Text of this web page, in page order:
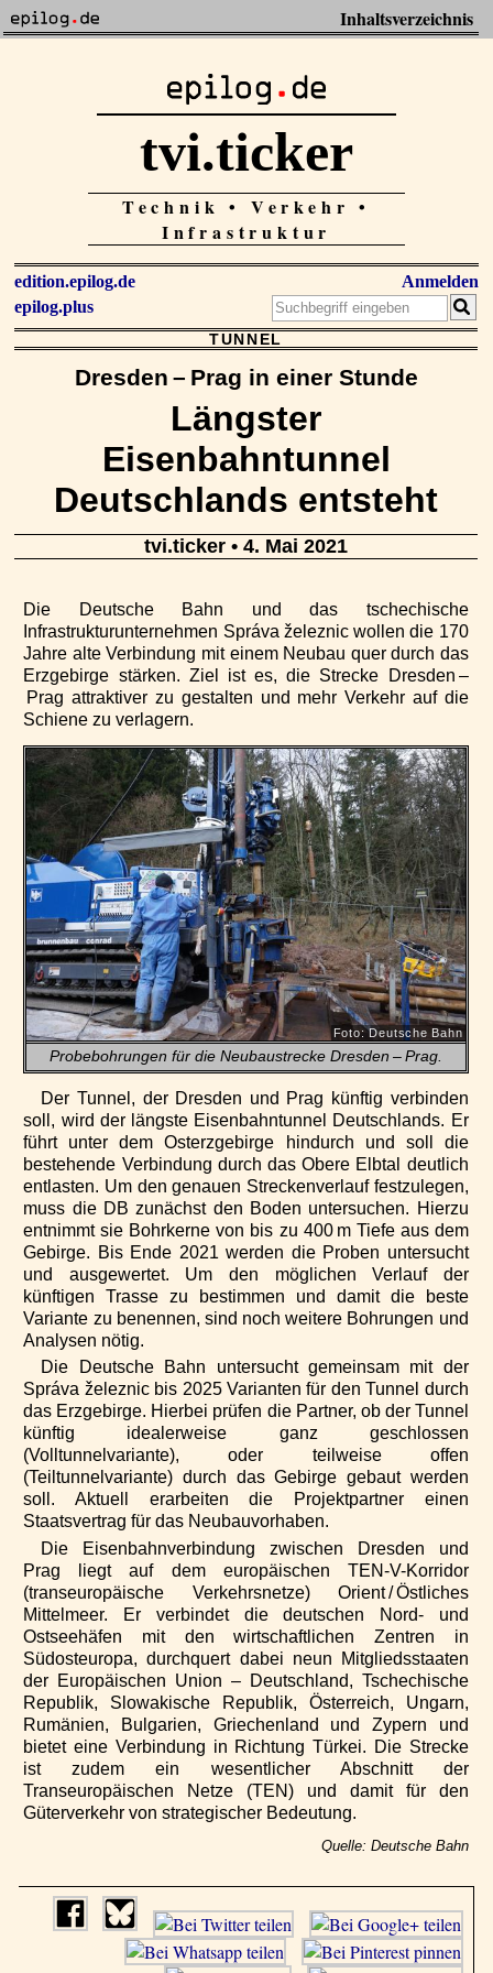
Inhaltsverzeichnis
tvi.ticker
Technik • Verkehr •
Infrastruktur
edition.epilog.de
epilog.plus
Anmelden
TUNNEL
Dresden – Prag in einer Stunde
Längster
Eisenbahntunnel
Deutschlands entsteht
tvi.ticker • 4. Mai 2021
Die Deutsche Bahn und das tschechische
Infrastrukturunternehmen Správa železnic wollen die 170
Jahre alte Verbindung mit einem Neubau quer durch das
Erzgebirge stärken. Ziel ist es, die Strecke Dresden –
Prag attraktiver zu gestalten und mehr Verkehr auf die
Schiene zu verlagern.
Foto: Deutsche Bahn
Probebohrungen für die Neubaustrecke Dresden – Prag.
Der Tunnel, der Dresden und Prag künftig verbinden
soll, wird der längste Eisenbahntunnel Deutschlands. Er
führt unter dem Osterzgebirge hindurch und soll die
bestehende Verbindung durch das Obere Elbtal deutlich
entlasten. Um den genauen Streckenverlauf festzulegen,
muss die DB zunächst den Boden untersuchen. Hierzu
entnimmt sie Bohrkerne von bis zu 400 m Tiefe aus dem
Gebirge. Bis Ende 2021 werden die Proben untersucht
und ausgewertet. Um den möglichen Verlauf der
künftigen Trasse zu bestimmen und damit die beste
Variante zu benennen, sind noch weitere Bohrungen und
Analysen nötig.
Die Deutsche Bahn untersucht gemeinsam mit der
Správa železnic bis 2025 Varianten für den Tunnel durch
das Erzgebirge. Hierbei prüfen die Partner, ob der Tunnel
künftig idealerweise ganz geschlossen
(Volltunnelvariante), oder teilweise offen
(Teiltunnelvariante) durch das Gebirge gebaut werden
soll. Aktuell erarbeiten die Projektpartner einen
Staatsvertrag für das Neubauvorhaben.
Die Eisenbahnverbindung zwischen Dresden und
Prag liegt auf dem europäischen TEN-V-Korridor
(transeuropäische Verkehrsnetze) Orient / Östliches
Mittelmeer. Er verbindet die deutschen Nord- und
Ostseehäfen mit den wirtschaftlichen Zentren in
Südosteuropa, durchquert dabei neun Mitgliedsstaaten
der Europäischen Union – Deutschland, Tschechische
Republik, Slowakische Republik, Österreich, Ungarn,
Rumänien, Bulgarien, Griechenland und Zypern und
bietet eine Verbindung in Richtung Türkei. Die Strecke
ist zudem ein wesentlicher Abschnitt der
Transeuropäischen Netze (TEN) und damit für den
Güterverkehr von strategischer Bedeutung.
Quelle: Deutsche Bahn